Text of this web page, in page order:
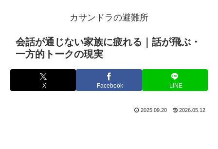
カサンドラの避難所
会話が通じない家族に疲れる｜話が飛ぶ・
一方的トークの現実
X Facebook LINE
2025.09.20 2026.05.12